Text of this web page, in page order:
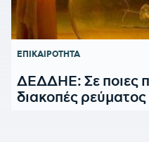
ΕΠΙΚΑΙΡΟΤΗΤΑ
ΔΕΔΔΗΕ: Σε ποιες
διακοπές